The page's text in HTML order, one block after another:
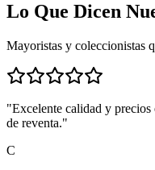
Lo Que Dicen
Mayoristas y coleccionistas
"Excelente calidad y
de reventa."
C